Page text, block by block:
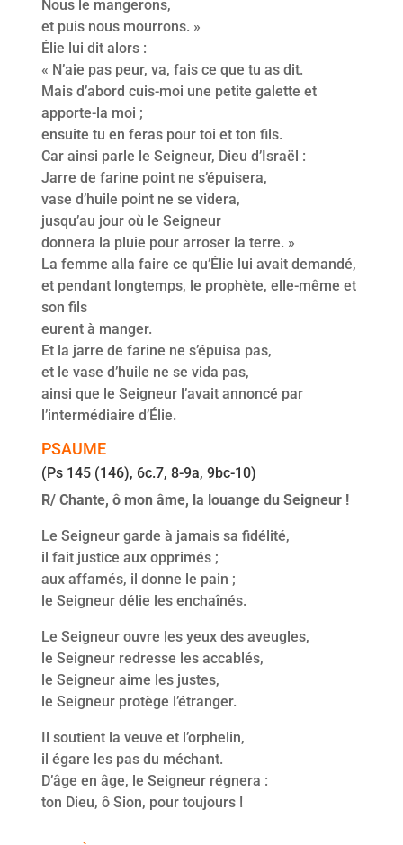
Nous le mangerons,
et puis nous mourrons. »
Élie lui dit alors :
« N’aie pas peur, va, fais ce que tu as dit.
Mais d’abord cuis-moi une petite galette et
apporte-la moi ;
ensuite tu en feras pour toi et ton fils.
Car ainsi parle le Seigneur, Dieu d’Israël :
Jarre de farine point ne s’épuisera,
vase d’huile point ne se videra,
jusqu’au jour où le Seigneur
donnera la pluie pour arroser la terre. »
La femme alla faire ce qu’Élie lui avait demandé,
et pendant longtemps, le prophète, elle-même et
son fils
eurent à manger.
Et la jarre de farine ne s’épuisa pas,
et le vase d’huile ne se vida pas,
ainsi que le Seigneur l’avait annoncé par
l’intermédiaire d’Élie.
PSAUME
(Ps 145 (146), 6c.7, 8-9a, 9bc-10)
R/ Chante, ô mon âme, la louange du Seigneur !
Le Seigneur garde à jamais sa fidélité,
il fait justice aux opprimés ;
aux affamés, il donne le pain ;
le Seigneur délie les enchaînés.
Le Seigneur ouvre les yeux des aveugles,
le Seigneur redresse les accablés,
le Seigneur aime les justes,
le Seigneur protège l’étranger.
Il soutient la veuve et l’orphelin,
il égare les pas du méchant.
D’âge en âge, le Seigneur régnera :
ton Dieu, ô Sion, pour toujours !